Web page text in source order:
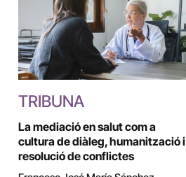
TRIBUNA
La mediació en salut com a
cultura de diàleg, humanització i
resolució de conflictes